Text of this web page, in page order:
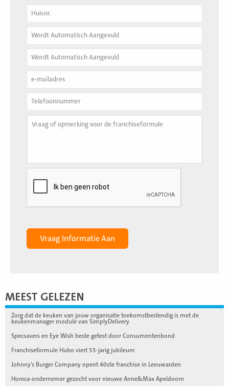
MEEST GELEZEN
Zorg dat de keuken van jouw organisatie toekomstbestendig is met de
keukenmanager module van SimplyDelivery
Specsavers en Eye Wish beste getest door Consumentenbond
Franchiseformule Hubo viert 55-jarig jubileum
Johnny’s Burger Company opent 40ste franchise in Leeuwarden
Horeca-ondernemer gezocht voor nieuwe Anne&Max Apeldoorn